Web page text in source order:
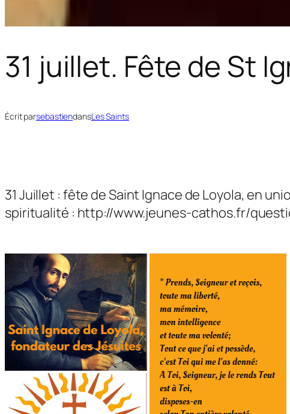
31 juillet. Fête de St
Écrit parsebastiendansLes Saints
31 Juillet : fête de Saint Ignace de Loyola, en
spiritualité : http://www.jeunes-cathos.fr/